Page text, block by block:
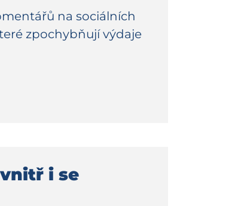
na sociálních
zpochybňují výdaje
i se